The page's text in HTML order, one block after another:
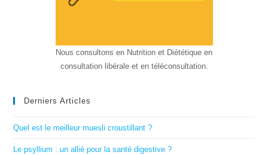
Nous consultons en Nutrition et Diététique en
consultation libérale et en téléconsultation.
Derniers Articles
Quel est le meilleur muesli croustillant ?
Le psyllium : un allié pour la santé digestive ?